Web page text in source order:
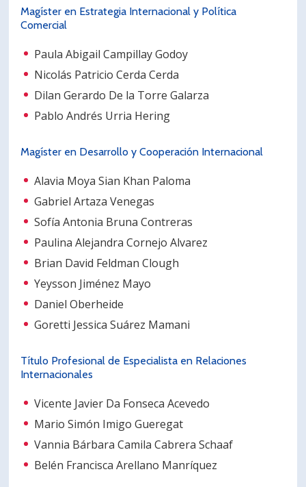
Magíster en Estrategia Internacional y Política
Comercial
Paula Abigail Campillay Godoy
Nicolás Patricio Cerda Cerda
Dilan Gerardo De la Torre Galarza
Pablo Andrés Urria Hering
Magíster en Desarrollo y Cooperación Internacional
Alavia Moya Sian Khan Paloma
Gabriel Artaza Venegas
Sofía Antonia Bruna Contreras
Paulina Alejandra Cornejo Alvarez
Brian David Feldman Clough
Yeysson Jiménez Mayo
Daniel Oberheide
Goretti Jessica Suárez Mamani
Título Profesional de Especialista en Relaciones
Internacionales
Vicente Javier Da Fonseca Acevedo
Mario Simón Imigo Gueregat
Vannia Bárbara Camila Cabrera Schaaf
Belén Francisca Arellano Manríquez